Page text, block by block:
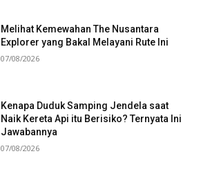
Melihat Kemewahan The Nusantara
Explorer yang Bakal Melayani Rute Ini
07/08/2026
Kenapa Duduk Samping Jendela saat
Naik Kereta Api itu Berisiko? Ternyata Ini
Jawabannya
07/08/2026